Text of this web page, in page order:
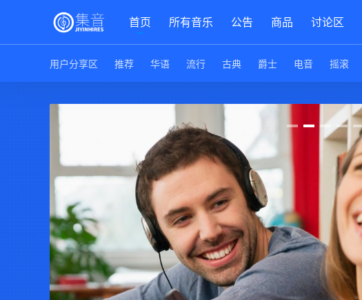
首页 所有音乐 公告 商品 讨论区
用户分享区 推荐 华语 流行 古典 爵士 电音 摇滚